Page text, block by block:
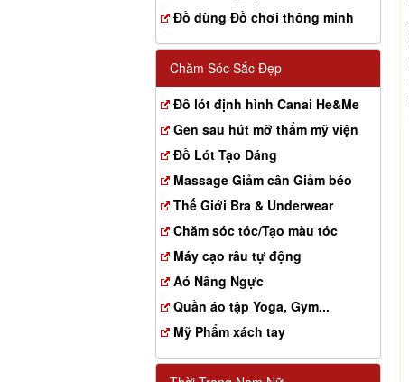
Đồ dùng Đồ chơi thông minh
Chăm Sóc Sắc Đẹp
Đồ lót định hình Canai He&Me
Gen sau hút mỡ thẩm mỹ viện
Đồ Lót Tạo Dáng
Massage Giảm cân Giảm béo
Thế Giới Bra & Underwear
Chăm sóc tóc/Tạo màu tóc
Máy cạo râu tự động
Aó Nâng Ngực
Quần áo tập Yoga, Gym...
Mỹ Phẩm xách tay